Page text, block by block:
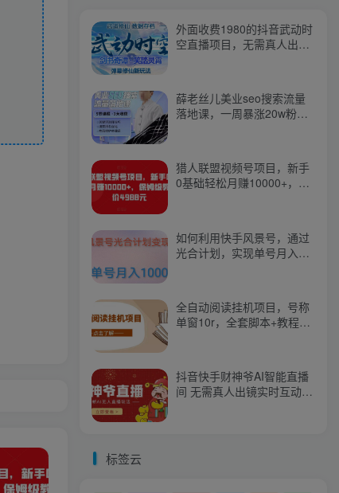
外面收费1980的抖音武动时
空直播项目，无需真人出
薛老丝儿美业seo搜索流量
落地课，一周暴涨20w粉
猎人联盟视频号项目，新手
0基础轻松月赚10000+，保
如何利用快手风景号，通过
光合计划，实现单号月入
全自动阅读挂机项目，号称
单窗10r，全套脚本+教程，
抖音快手财神爷AI智能直播
间 无需真人出镜实时互动
标签云